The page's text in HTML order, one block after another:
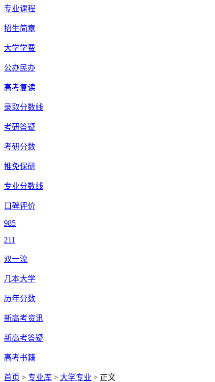
专业课程
招生简章
大学学费
公办民办
高考复读
录取分数线
考研答疑
考研分数
推免保研
专业分数线
口碑评价
985
211
双一流
几本大学
历年分数
新高考资讯
新高考答疑
高考书籍
首页 > 专业库 > 大学专业 > 正文